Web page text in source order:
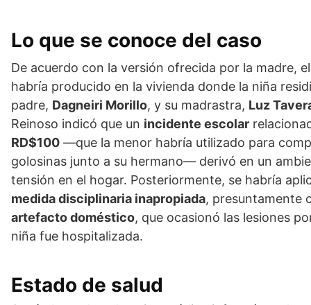
Lo que se conoce del caso
De acuerdo con la versión ofrecida por la madre,
habría producido en la vivienda donde la niña
padre, Dagneiri Morillo, y su madrastra, Luz
Reinoso indicó que un incidente escolar
RD$100 —que la menor habría utilizado para
golosinas junto a su hermano— derivó en un
tensión en el hogar. Posteriormente, se habría
medida disciplinaria inapropiada, presuntamente
artefacto doméstico, que ocasionó las lesiones
niña fue hospitalizada.
Estado de salud